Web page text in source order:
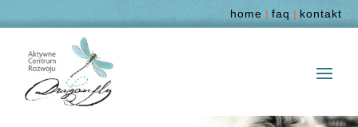
home | faq | kontakt